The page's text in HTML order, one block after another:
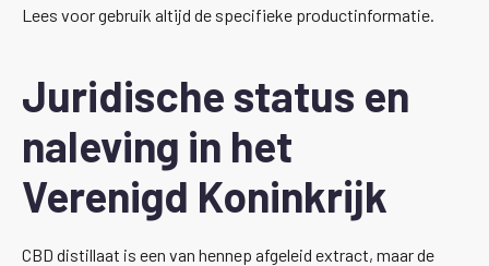
Lees voor gebruik altijd de specifieke productinformatie.
Juridische status en
naleving in het
Verenigd Koninkrijk
CBD distillaat is een van hennep afgeleid extract, maar de